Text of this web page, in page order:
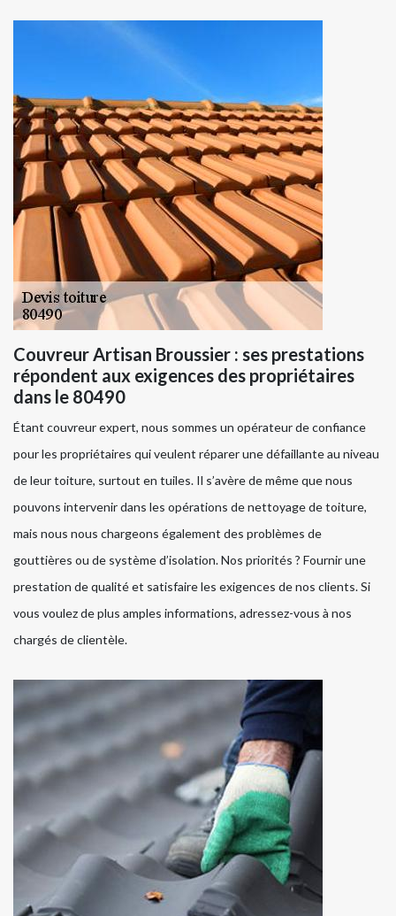
Couvreur Artisan Broussier : ses prestations
répondent aux exigences des propriétaires
dans le 80490
Étant couvreur expert, nous sommes un opérateur de confiance
pour les propriétaires qui veulent réparer une défaillante au niveau
de leur toiture, surtout en tuiles. Il s’avère de même que nous
pouvons intervenir dans les opérations de nettoyage de toiture,
mais nous nous chargeons également des problèmes de
gouttières ou de système d’isolation. Nos priorités ? Fournir une
prestation de qualité et satisfaire les exigences de nos clients. Si
vous voulez de plus amples informations, adressez-vous à nos
chargés de clientèle.